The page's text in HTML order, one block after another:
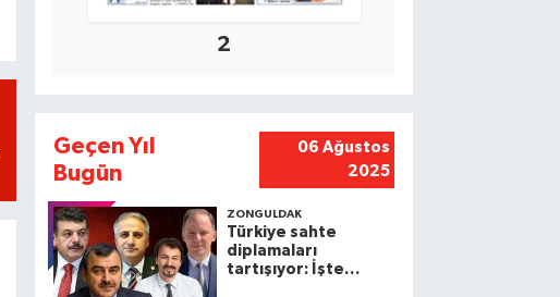
2
Geçen Yıl
Bugün
06 Ağustos
2025
ZONGULDAK
Türkiye sahte
diplamaları
tartışıyor: İşte